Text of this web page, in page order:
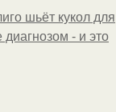
шьёт кукол для
диагнозом - и это